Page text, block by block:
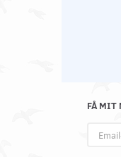
FÅ MIT
adresse